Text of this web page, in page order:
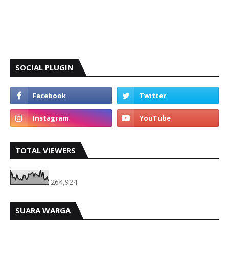
SOCIAL PLUGIN
TOTAL VIEWERS
264,924
SUARA WARGA